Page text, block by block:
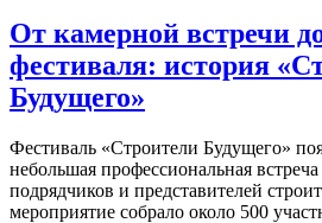
От камерной встречи
фестиваля: история
Будущего»
Фестиваль «Строители Будущего»
небольшая профессиональная
подрядчиков и представителей
мероприятие собрало около 500